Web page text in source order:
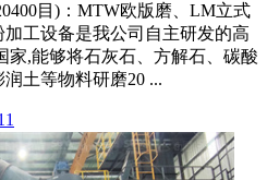
目)：MTW欧版磨、LM立式
工设备是我公司自主研发的高
家,能够将石灰石、方解石、碳酸
土等物料研磨20 ...